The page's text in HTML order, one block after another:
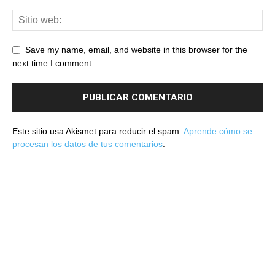
Save my name, email, and website in this browser for the
next time I comment.
Este sitio usa Akismet para reducir el spam. Aprende cómo se
procesan los datos de tus comentarios.